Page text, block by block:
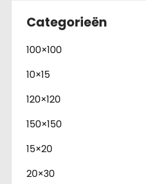
Categorieën
100×100
10×15
120×120
150×150
15×20
20×30